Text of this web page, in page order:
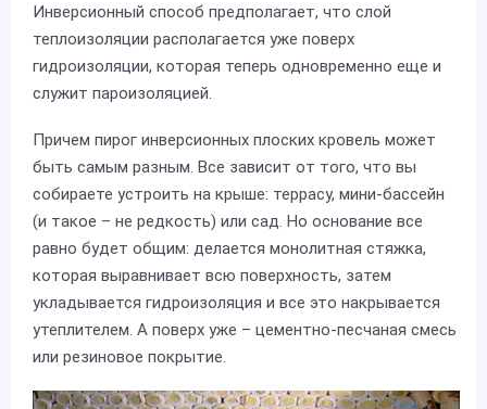
Инверсионный способ предполагает, что слой
теплоизоляции располагается уже поверх
гидроизоляции, которая теперь одновременно еще и
служит пароизоляцией.
Причем пирог инверсионных плоских кровель может
быть самым разным. Все зависит от того, что вы
собираете устроить на крыше: террасу, мини-бассейн
(и такое – не редкость) или сад. Но основание все
равно будет общим: делается монолитная стяжка,
которая выравнивает всю поверхность, затем
укладывается гидроизоляция и все это накрывается
утеплителем. А поверх уже – цементно-песчаная смесь
или резиновое покрытие.